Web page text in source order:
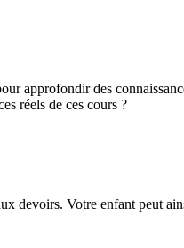
approfondir des
réels de ces cours ?
devoirs. Votre enfant peut